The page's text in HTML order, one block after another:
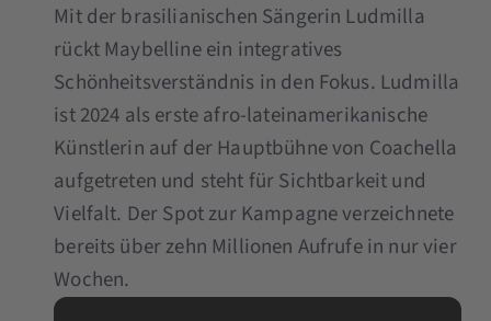
Mit der brasilianischen Sängerin Ludmilla
rückt Maybelline ein integratives
Schönheitsverständnis in den Fokus. Ludmilla
ist 2024 als erste afro-lateinamerikanische
Künstlerin auf der Hauptbühne von Coachella
aufgetreten und steht für Sichtbarkeit und
Vielfalt. Der Spot zur Kampagne verzeichnete
bereits über zehn Millionen Aufrufe in nur vier
Wochen.